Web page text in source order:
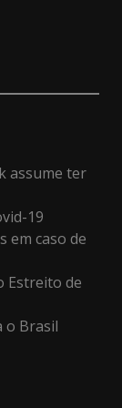
assume ter
19
em caso de
Estreito de
o Brasil